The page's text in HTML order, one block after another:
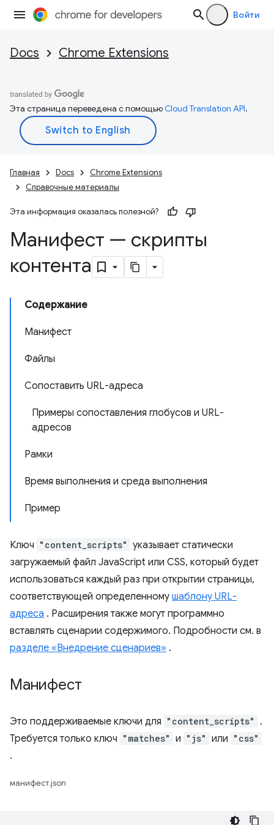
Войти
Docs Chrome Extensions
Эта страница переведена с помощьюCloud Translation API.
Главная Docs
Chrome Extensions
Справочные материалы
Эта информация оказалась полезной?
Манифест — скрипты
контента
Содержание
Манифест
Файлы
Сопоставить URL-адреса
Примеры сопоставления глобусов и URL-
адресов
Рамки
Время выполнения и среда выполнения
Пример
Ключ "content_scripts" указывает статически
загружаемый файл JavaScript или CSS, который будет
использоваться каждый раз при открытии страницы,
соответствующей определенному шаблону URL-
адреса . Расширения также могут программно
вставлять сценарии содержимого. Подробности см. в
разделе «Внедрение сценариев» .
Манифест
Это поддерживаемые ключи для "content_scripts"
.
Требуется только ключ "matches" и "js" или "css"
.
манифест.json